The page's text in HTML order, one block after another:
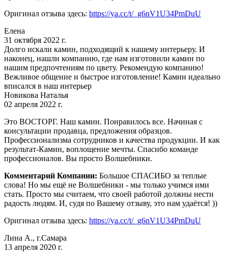
Оригинал отзыва здесь: https://ya.cc/t/_g6nV1U34PmDuU
Елена
31 октября 2022 г.
Долго искали камин, подходящий к нашему интерьеру. И
наконец, нашли компанию, где нам изготовили камин по
нашим предпочтениям по цвету. Рекомендую компанию!
Вежливое общение и быстрое изготовление! Камин идеально
вписался в наш интерьер
Новикова Наталья
02 апреля 2022 г.
Это ВОСТОРГ. Наш камин. Понравилось все. Начиная с
консультации продавца, предложения образцов.
Профессионализма сотрудников и качества продукции. И как
результат-Камин, воплощение мечты. Спасибо команде
профессионалов. Вы просто Волшебники.
Комментарий Компании: Большое СПАСИБО за теплые
слова! Но мы ещё не Волшебники - мы только учимся ими
стать. Просто мы считаем, что своей работой должны нести
радость людям. И, судя по Вашему отзыву, это нам удаётся! ))
Оригинал отзыва здесь: https://ya.cc/t/_g6nV1U34PmDuU
Лина А., г.Самара
13 апреля 2020 г.